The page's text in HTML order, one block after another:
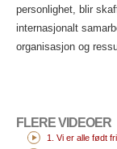
personlighet, blir
internasjonalt
organisasjon og
FLERE VIDEOER
1. Vi er alle født